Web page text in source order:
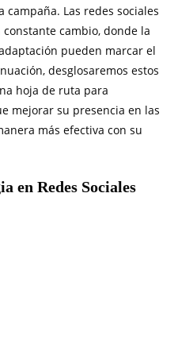
Las redes sociales
cambio, donde la
pueden marcar el
desglosaremos estos
hoja de ruta para
mejorar su presencia en las
más efectiva con su
en Redes Sociales